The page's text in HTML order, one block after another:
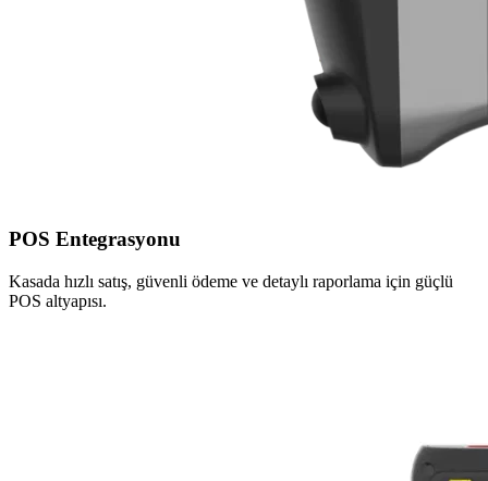
POS Entegrasyonu
Kasada hızlı satış, güvenli ödeme ve detaylı raporlama için güçlü
POS altyapısı.